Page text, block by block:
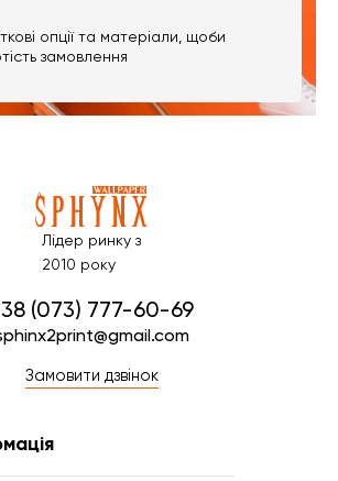
опції та матеріали, щоби
замовлення
Лідер ринку з
2010 року
(073) 777-60-69
Замовити дзвінок